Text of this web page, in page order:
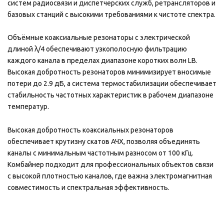
систем радиосвязи и диспетчерских служб, ретрансляторов и
базовых станций с высокими требованиями к чистоте спектра.
Объёмные коаксиальные резонаторы с электрической
длиной λ/4 обеспечивают узкополосную фильтрацию
каждого канала в пределах диапазоне коротких волн LB.
Высокая добротность резонаторов минимизирует вносимые
потери до 2.9 дБ, а система термостабилизации обеспечивает
стабильность частотных характеристик в рабочем диапазоне
температур.
Высокая добротность коаксиальных резонаторов
обеспечивает крутизну скатов АЧХ, позволяя объединять
каналы с минимальным частотным разносом от 100 кГц.
Комбайнер подходит для профессиональных объектов связи
с высокой плотностью каналов, где важна электромагнитная
совместимость и спектральная эффективность.